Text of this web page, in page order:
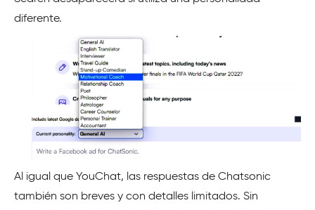
diferente.
Al igual que YouChat, las respuestas de Chatsonic
también son breves y con detalles limitados. Sin